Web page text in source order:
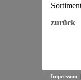
zurück
Impressum